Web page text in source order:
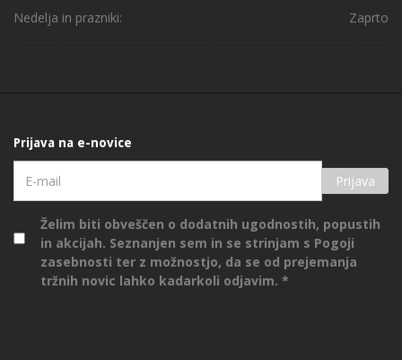
Nedelja in prazniki: Zaprto
Prijava na e-novice
Prijava
Želim biti obveščen o dodatnih ugodnostih, popustih
in akcijah. Seznanjen sem in se strinjam s Pogoji
zasebnosti ter z možnostjo, da se od prejemanja
tržnih novic lahko kadarkoli odjavim.